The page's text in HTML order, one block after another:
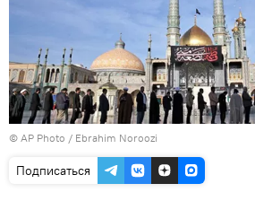
© AP Photo / Ebrahim Noroozi
Подписаться